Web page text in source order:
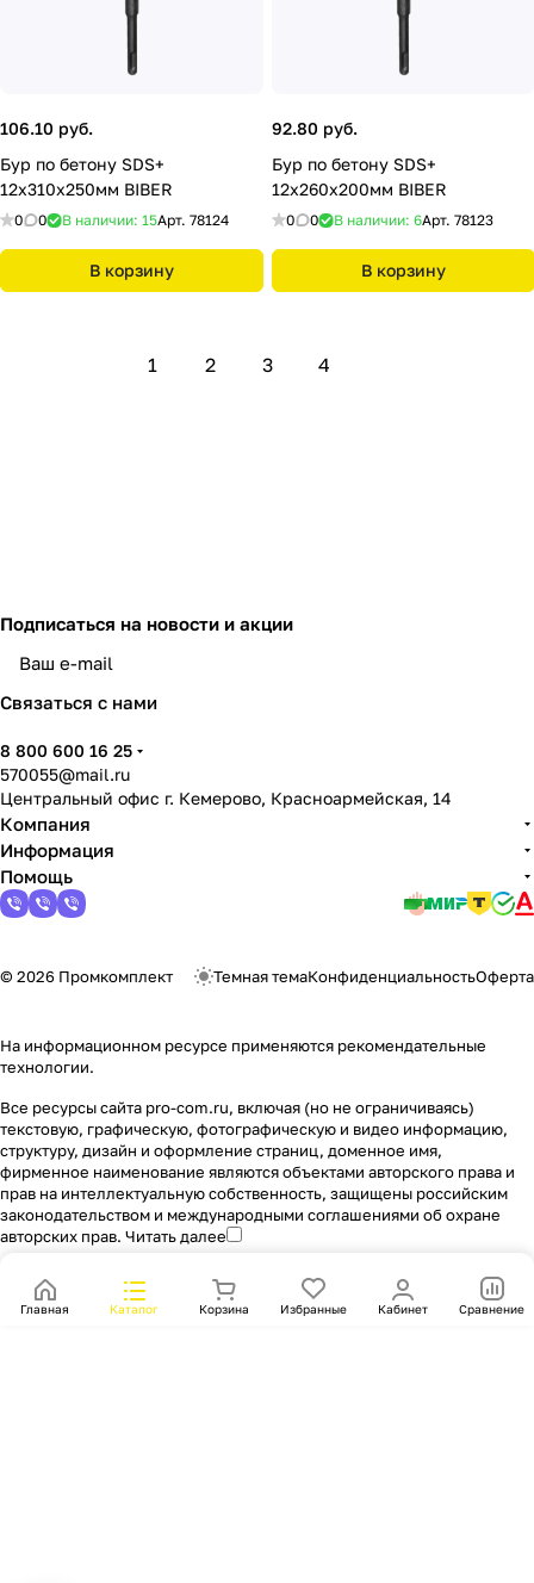
106.10 руб.
Бур по бетону SDS+
12х310х250мм BIBER
0 0 В наличии: 15Арт. 78124
В корзину
92.80 руб.
Бур по бетону SDS+
12х260х200мм BIBER
0 0 В наличии: 6Арт. 78123
В корзину
1 2 3 4
Подписаться на новости и акции
Связаться с нами
8 800 600 16 25
570055@mail.ru
Центральный офис г. Кемерово, Красноармейская, 14
Компания
Информация
Помощь
© 2026 Промкомплект Темная темаКонфиденциальностьОферта
На информационном ресурсе применяются рекомендательные
технологии.
Все ресурсы сайта pro-com.ru, включая (но не ограничиваясь)
текстовую, графическую, фотографическую и видео информацию,
структуру, дизайн и оформление страниц, доменное имя,
фирменное наименование являются объектами авторского права и
прав на интеллектуальную собственность, защищены российским
законодательством и международными соглашениями об охране
авторских прав. Читать далее
Главная Каталог Корзина Избранные Кабинет Сравнение